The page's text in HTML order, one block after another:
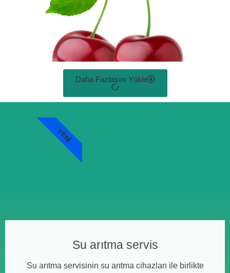
Daha Fazlasını Yükle
Su arıtma servis
Su arıtma servisinin su arıtma cihazları ile birlikte
YENI